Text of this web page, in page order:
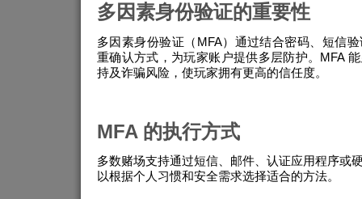
多因素身份验证的重要性
多因素身份验证（MFA）通过结合密码、短信
重确认方式，为玩家账户提供多层防护。MFA
持及诈骗风险，使玩家拥有更高的信任度。
MFA 的执行方式
多数赌场支持通过短信、邮件、认证应用程序或
以根据个人习惯和安全需求选择适合的方法。